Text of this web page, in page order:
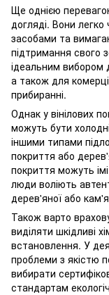
Ще однією
догляді. Вони
засобами та
підтримання свого
ідеальним вибором
а також для
прибиранні.
Однак у вінілових
можуть бути
іншими типами
покриття або
покриття можуть
люди воліють
дерев'яної або
Також варто
виділяти шкідливі
встановлення. У
проблеми з якістю
вибирати
стандартам